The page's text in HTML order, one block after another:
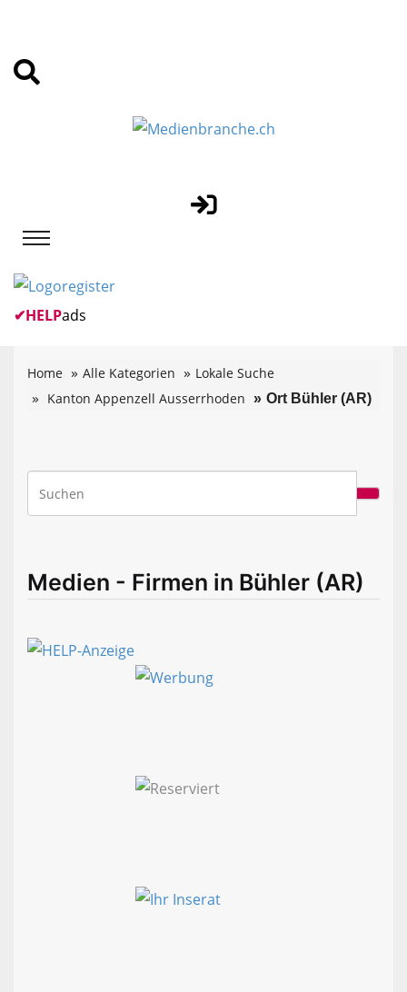
✔HELPads
Home Alle Kategorien
Lokale Suche
Kanton Appenzell Ausserrhoden
Ort Bühler (AR)
Medien - Firmen in Bühler (AR)